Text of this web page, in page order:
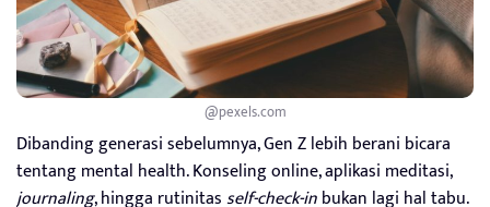
@pexels.com
Dibanding generasi sebelumnya, Gen Z lebih berani bicara
tentang mental health. Konseling online, aplikasi meditasi,
journaling, hingga rutinitasself-check-inbukan lagi hal tabu.